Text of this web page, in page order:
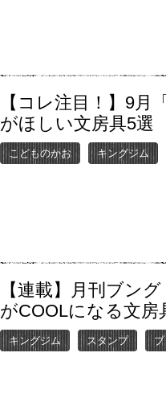
【コレ注目！】9月
がほしい文房具5選
こどものかお キングジム
【連載】月刊ブン
がCOOLになる文房
キングジム スタンプ